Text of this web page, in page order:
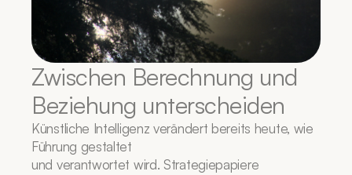
Zwischen Berechnung und
Beziehung unterscheiden
Künstliche Intelligenz verändert bereits heute, wie
Führung gestaltet
und verantwortet wird. Strategiepapiere